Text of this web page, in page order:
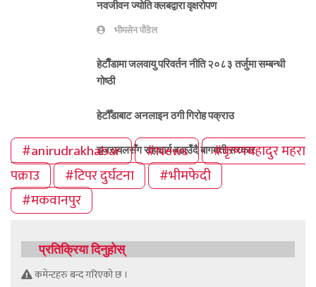
नवजीवन ज्योति क्लबद्वारा वृक्षरोपण
भीमसेन पौडेल
हेटाैँडामा जलवायु परिवर्तन नीति २०८३ तर्जुमा सम्बन्धी
गोष्ठी
हेटौँडाबाट अनलाइन ठगी गिरोह पक्राउ
इजरायलसँग सहकार्य बढाउँदै बागमती सरकार
#anirudrakhabar #News
#कृष्णबहादुर महरा
पक्राउ
#टिपर दुर्घटना
#भीमफेदी
#मकवानपुर
प्रतिक्रिया दिनुहोस्
कमेन्टहरु बन्द गरिएको छ ।